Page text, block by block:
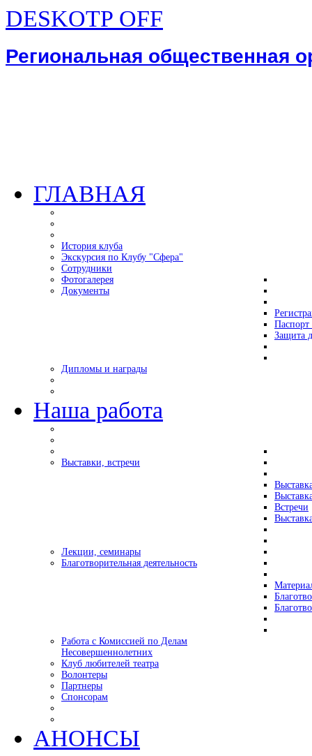
DESKOTP OFF
Региональная общественная
ГЛАВНАЯ
История клуба
Экскурсия по Клубу "Сфера"
Сотрудники
Фотогалерея
Документы
Паспорт
Защита
Дипломы и награды
Наша работа
Выставки, встречи
Встречи
Лекции, семинары
Благотворительная деятельность
Работа с Комиссией по Делам
Несовершеннолетних
Клуб любителей театра
Волонтеры
Партнеры
Спонсорам
АНОНСЫ